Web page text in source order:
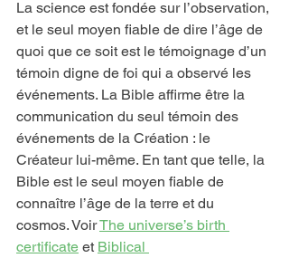
La science est fondée sur l’observation,
et le seul moyen fiable de dire l’âge de
quoi que ce soit est le témoignage d’un
témoin digne de foi qui a observé les
événements. La Bible affirme être la
communication du seul témoin des
événements de la Création : le
Créateur lui-même. En tant que telle, la
Bible est le seul moyen fiable de
connaître l’âge de la terre et du
cosmos. Voir The universe’s birth
certificate et Biblical